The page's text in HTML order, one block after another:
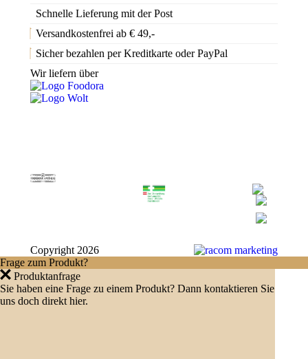
Schnelle Lieferung mit der Post
Versandkostenfrei ab € 49,-
Sicher bezahlen per Kreditkarte oder PayPal
Wir liefern über
Copyright 2026
Frage zum Produkt?
Produktanfrage
Sie haben eine Frage zu einem Produkt? Dann kontaktieren Sie
uns doch direkt hier.